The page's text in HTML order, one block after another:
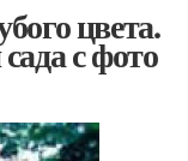
цвета.
с фото